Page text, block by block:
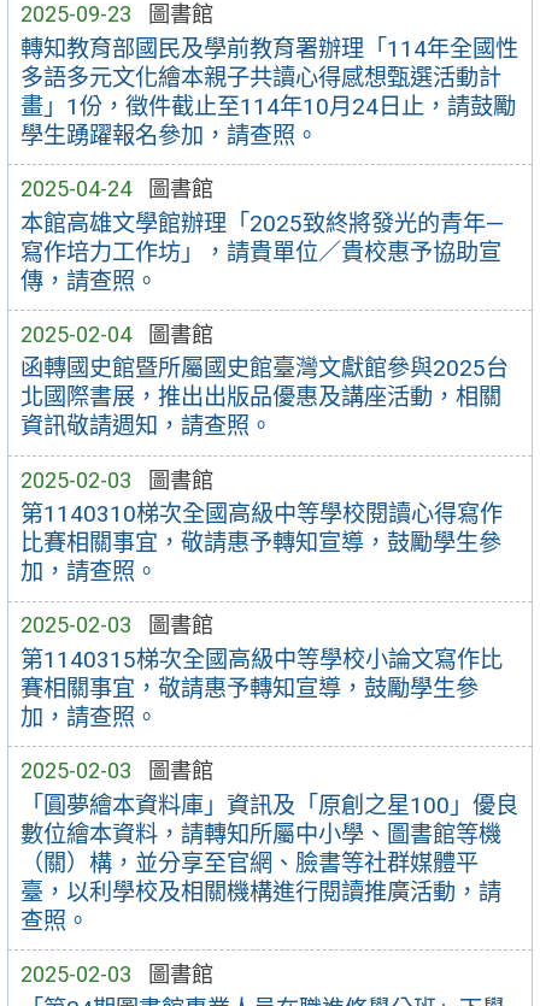
2025-09-23 圖書館
轉知教育部國民及學前教育署辦理「114年全國性
多語多元文化繪本親子共讀心得感想甄選活動計
畫」1份，徵件截止至114年10月24日止，請鼓勵
學生踴躍報名參加，請查照。
2025-04-24 圖書館
本館高雄文學館辦理「2025致終將發光的青年—
寫作培力工作坊」，請貴單位／貴校惠予協助宣
傳，請查照。
2025-02-04 圖書館
函轉國史館暨所屬國史館臺灣文獻館參與2025台
北國際書展，推出出版品優惠及講座活動，相關
資訊敬請週知，請查照。
2025-02-03 圖書館
第1140310梯次全國高級中等學校閱讀心得寫作
比賽相關事宜，敬請惠予轉知宣導，鼓勵學生參
加，請查照。
2025-02-03 圖書館
第1140315梯次全國高級中等學校小論文寫作比
賽相關事宜，敬請惠予轉知宣導，鼓勵學生參
加，請查照。
2025-02-03 圖書館
「圓夢繪本資料庫」資訊及「原創之星100」優良
數位繪本資料，請轉知所屬中小學、圖書館等機
（關）構，並分享至官網、臉書等社群媒體平
臺，以利學校及相關機構進行閱讀推廣活動，請
查照。
2025-02-03 圖書館